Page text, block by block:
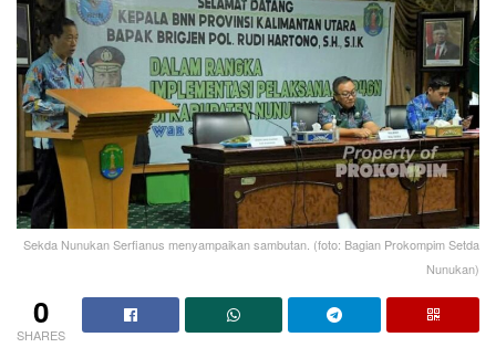
Sekda Nunukan Serfianus menyampaikan sambutan. (foto: Bagian Prokompim Setda
Nunukan)
0
SHARES